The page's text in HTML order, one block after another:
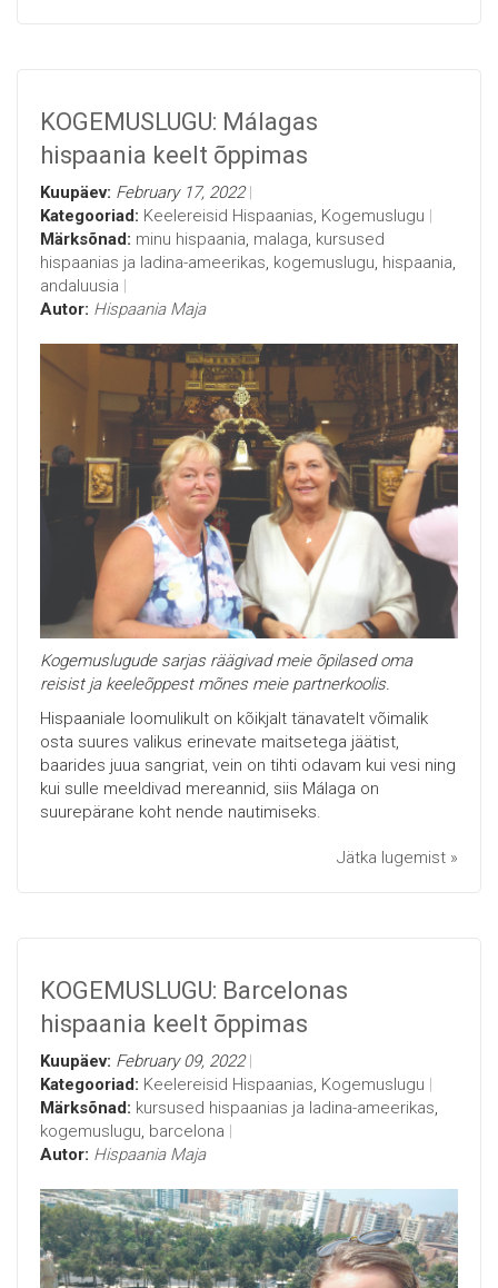
KOGEMUSLUGU: Málagas
hispaania keelt õppimas
Kuupäev: February 17, 2022
Kategooriad: Keelereisid Hispaanias, Kogemuslugu
Märksõnad: minu hispaania, malaga, kursused
hispaanias ja ladina-ameerikas, kogemuslugu, hispaania,
andaluusia
Autor: Hispaania Maja
Kogemuslugude sarjas räägivad meie õpilased oma
reisist ja keeleõppest mõnes meie partnerkoolis.
Hispaaniale loomulikult on kõikjalt tänavatelt võimalik
osta suures valikus erinevate maitsetega jäätist,
baarides juua sangriat, vein on tihti odavam kui vesi ning
kui sulle meeldivad mereannid, siis Málaga on
suurepärane koht nende nautimiseks.
Jätka lugemist »
KOGEMUSLUGU: Barcelonas
hispaania keelt õppimas
Kuupäev: February 09, 2022
Kategooriad: Keelereisid Hispaanias, Kogemuslugu
Märksõnad: kursused hispaanias ja ladina-ameerikas,
kogemuslugu, barcelona
Autor: Hispaania Maja